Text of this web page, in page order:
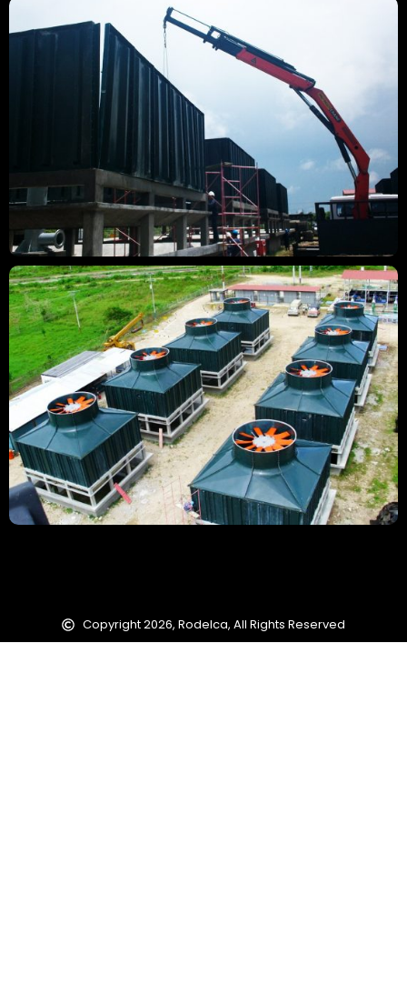
Copyright 2026, Rodelca, All Rights Reserved